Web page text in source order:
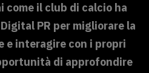
come il club di calcio ha
PR per migliorare la
e interagire con i propri
di approfondire